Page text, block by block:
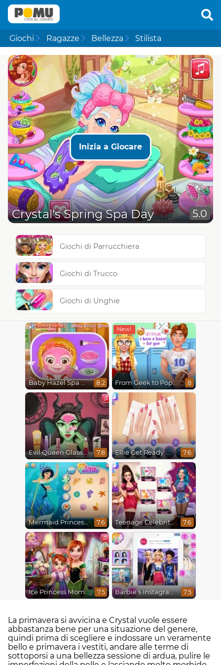
Giochi Ragazze Bellezza Stilista
Inizia a Giocare
Crystal's Spring Spa Day 5.0
Giochi di Parrucchiera
Giochi di Trucco
Giochi di Unghie
Baby Hazel Spa Makeover 8.2 From Geek to Popular Girl 8
Evil Queen Glass Skin Routine #Influencer 7.8 Ellie Get Ready With Me 2 7.6
Mermaid Princesses 7.6 Teenage Celebrity Rivalry 7.6
Ice Princess Mommy Real Makeover 7.5 Barbie's Instagram Life 7.5
La primavera si avvicina e Crystal vuole essere
abbastanza bene per una situazione del genere,
quindi prima di scegliere e indossare un veramente
bello e primavera i vestiti, andare alle terme di
sottoporsi a una bellezza sessione di ardua, pulire le